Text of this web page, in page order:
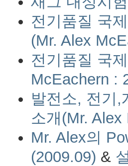
전기품질 국
(Mr. Alex
전기품질 국
McEachern :
발전소, 전기,
소개(Mr.
Mr. Alex의
(2009.09) &